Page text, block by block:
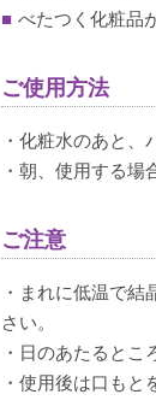
■ べたつく化粧品
ご使用方法
・化粧水のあと、
・朝、使用する場
ご注意
・まれに低温で
さい。
・日のあたるとこ
・使用後は口もと